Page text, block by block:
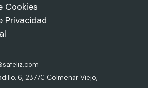
Cookies
Privacidad
6, 28770 Colmenar Viejo,